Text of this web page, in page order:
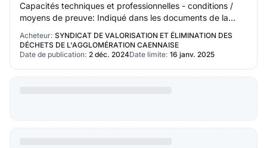
Capacités techniques et professionnelles - conditions /
moyens de preuve: Indiqué dans les documents de la
consultation Date limite de réception des pl…
Acheteur: SYNDICAT DE VALORISATION ET ÉLIMINATION DES
DÉCHETS DE L'AGGLOMÉRATION CAENNAISE
Date de publication: 2 déc. 2024Date limite: 16 janv. 2025